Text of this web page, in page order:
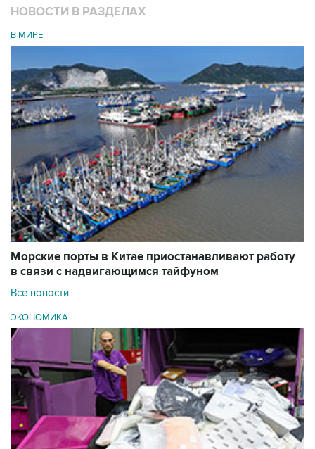
НОВОСТИ В РАЗДЕЛАХ
В МИРЕ
Морские порты в Китае приостанавливают работу
в связи с надвигающимся тайфуном
Все новости
ЭКОНОМИКА